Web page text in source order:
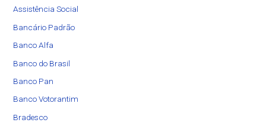
Assistência Social​
Bancário Padrão
Banco Alfa
Banco do Brasil
Banco Pan
Banco Votorantim
Bradesco